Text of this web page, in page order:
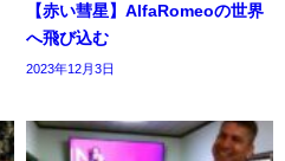
【赤い彗星】AlfaRomeoの世界
へ飛び込む
2023年12月3日